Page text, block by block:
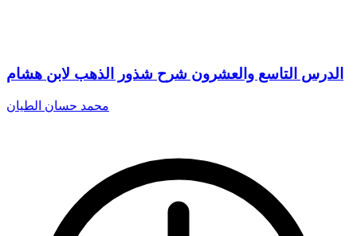
الدرس التاسع والعشرون شرح شذور الذهب لابن هشام
محمد حسان الطيان